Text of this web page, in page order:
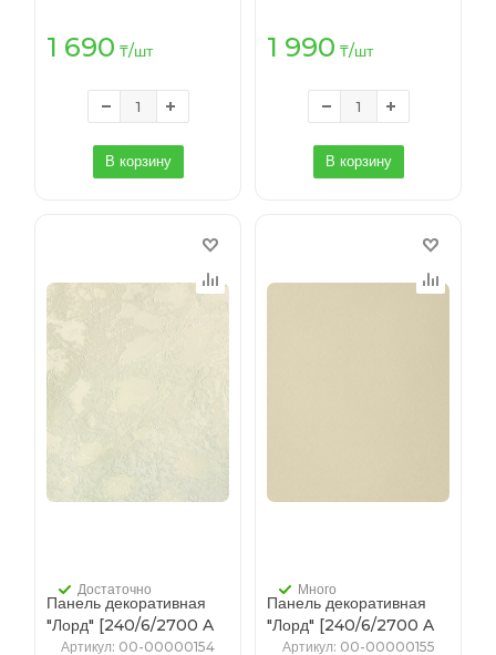
1 690 ₸/шт
В корзину
1 990 ₸/шт
В корзину
Панель декоративная
"Лорд" [240/6/2700 A
ПВХ Аляска бежевая]
Достаточно
Артикул: 00-00000154
Панель декоративная
"Лорд" [240/6/2700 A
ПВХ Лофт бежевый] 2.7
Много
Артикул: 00-00000155